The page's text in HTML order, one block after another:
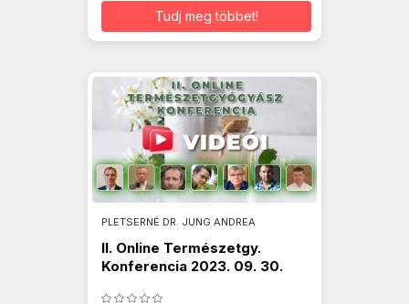
Tudj meg többet!
PLETSERNÉ DR. JUNG ANDREA
II. Online Természetgy.
Konferencia 2023. 09. 30.